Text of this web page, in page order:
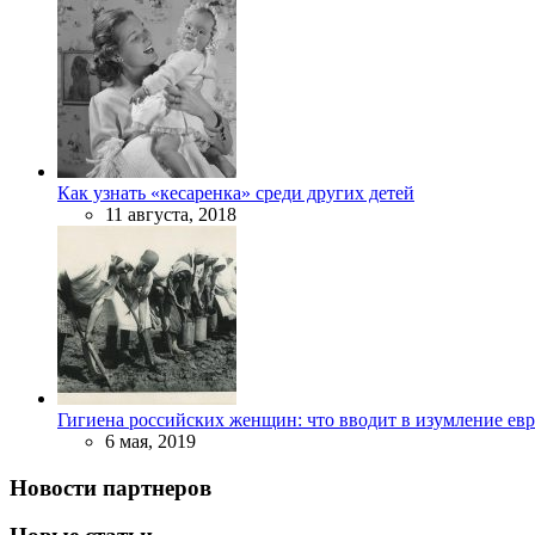
Как узнать «кесаренка» среди других детей
11 августа, 2018
Гигиена российских женщин: что вводит в изумление
6 мая, 2019
Новости партнеров